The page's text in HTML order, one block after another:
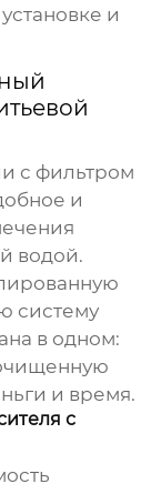
и
с фильтром
и
водой.
систему
в одном:
и время.
с